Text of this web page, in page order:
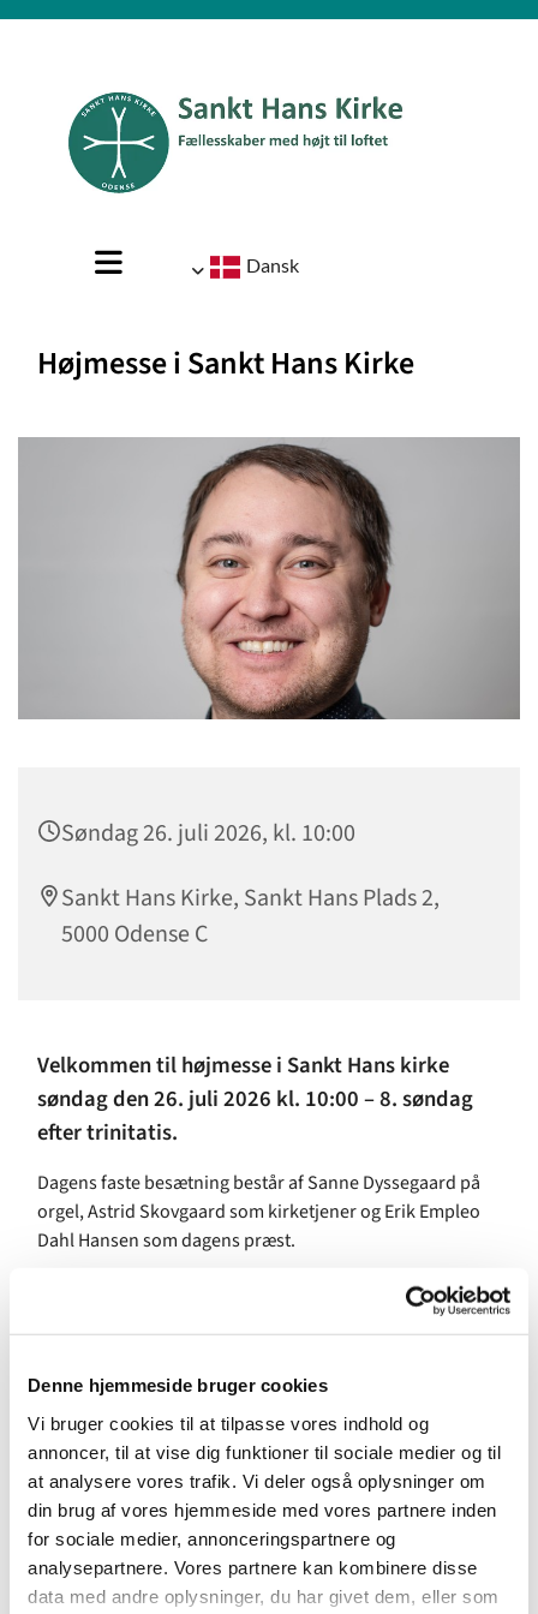
Denne hjemmeside bruger cookies
Vi bruger cookies til at tilpasse vores indhold og
annoncer, til at vise dig funktioner til sociale medier og til
at analysere vores trafik. Vi deler også oplysninger om
din brug af vores hjemmeside med vores partnere inden
for sociale medier, annonceringspartnere og
analysepartnere. Vores partnere kan kombinere disse
data med andre oplysninger, du har givet dem, eller som
Dansk
Højmesse i Sankt Hans Kirke
Søndag 26. juli 2026, kl. 10:00
Sankt Hans Kirke, Sankt Hans Plads 2,
5000 Odense C
Velkommen til højmesse i Sankt Hans kirke
søndag den 26. juli 2026 kl. 10:00 – 8. søndag
efter trinitatis.
Dagens faste besætning består af Sanne Dyssegaard på
orgel, Astrid Skovgaard som kirketjener og Erik Empleo
Dahl Hansen som dagens præst.
Ugens indsamling går til Paraplyen - MobilePay 86 96 68
Klokken 09.45 skriftemål med salme 493,2-3
Præludium:
Salme: 392 Himlene Herre
Gammel Testamente-læsning [Mika 3,5-7]
Salme: 296 v1-2 + 9-10
Ny Testamente-læsning [1 Joh 4,1-6]